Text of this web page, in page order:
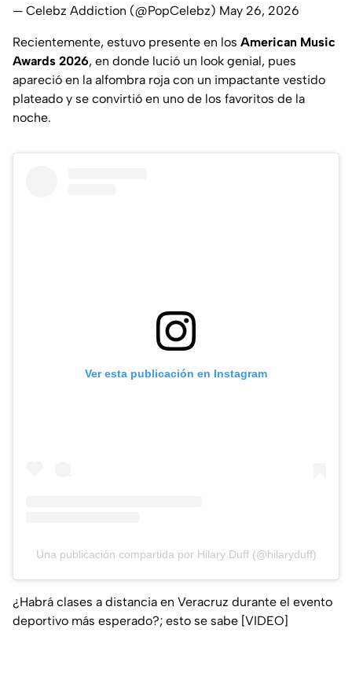
— Celebz Addiction (@PopCelebz) May 26, 2026
Recientemente, estuvo presente en los American Music
Awards 2026, en donde lució un look genial, pues
apareció en la alfombra roja con un impactante vestido
plateado y se convirtió en uno de los favoritos de la
noche.
Ver esta publicación en Instagram
Una publicación compartida por Hilary Duff (@hilaryduff)
¿Habrá clases a distancia en Veracruz durante el evento
deportivo más esperado?; esto se sabe [VIDEO]